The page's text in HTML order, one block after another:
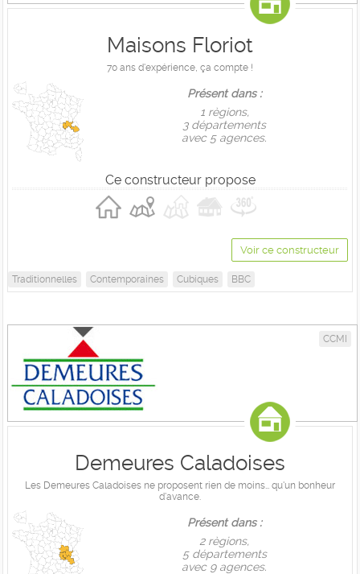
Maisons Floriot
70 ans d'expérience, ça compte !
Présent dans :
1 règions,
3 départements
avec 5 agences.
Ce constructeur propose
Voir ce constructeur
Traditionnelles Contemporaines Cubiques BBC
CCMI
Demeures Caladoises
Les Demeures Caladoises ne proposent rien de moins… qu'un bonheur
d'avance.
Présent dans :
2 règions,
5 départements
avec 9 agences.